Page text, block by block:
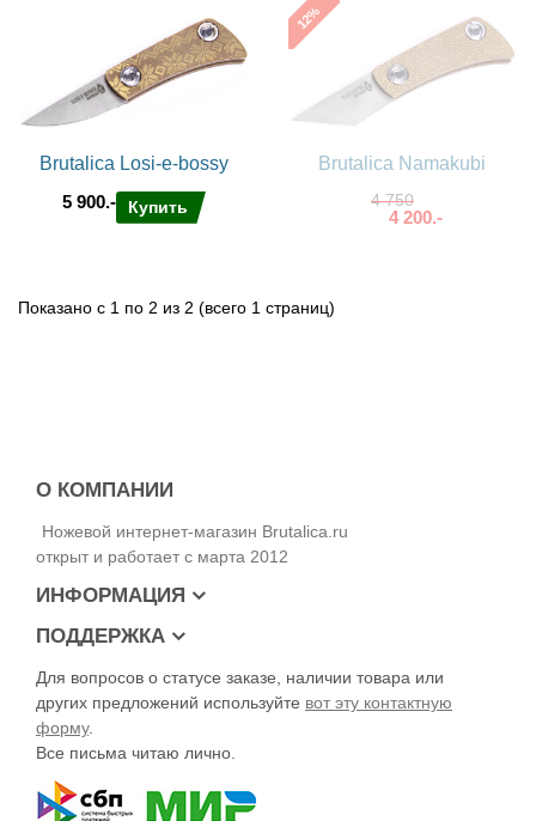
Brutalica Losi-e-bossy
5 900.-
Купить
12
%
Brutalica Namakubi
4 750
4 200.-
Показано с 1 по 2 из 2 (всего 1 страниц)
О КОМПАНИИ
Ножевой интернет-магазин Brutalica.ru
открыт и работает с марта 2012
ИНФОРМАЦИЯ
ПОДДЕРЖКА
Для вопросов о статусе заказе, наличии товара или
других предложений используйте вот эту контактную
форму.
Все письма читаю лично.